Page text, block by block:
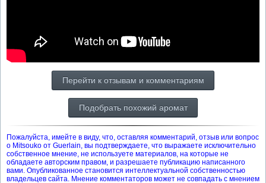
Перейти к отзывам и комментариям
Подобрать похожий аромат
Пожалуйста, имейте в виду, что, оставляя комментарий, отзыв или вопрос
о Mitsouko от Guerlain, вы подтверждаете, что выражаете исключительно
собственное мнение, не используете материалов, на которые не
обладаете авторским правом, и разрешаете публикацию написанного
вами. Опубликованное становится интеллектуальной собственностью
владельцев сайта. Мнение комментаторов может не совпадать с мнением